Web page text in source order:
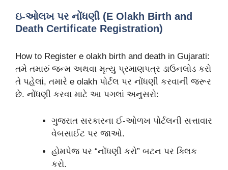
ઇ-ઓલખ પર નોંધણી (E Olakh Birth and
Death Certificate Registration)
How to Register e olakh birth and death in Gujarati:
તમે તમારું જન્મ અથવા મૃત્યુ પ્રમાણપત્ર ડાઉનલોડ કરો
તે પહેલાં, તમારે e olakh પોર્ટલ પર નોંધણી કરવાની જરૂર
છે. નોંધણી કરવા માટે આ પગલાં અનુસરો:
ગુજરાત સરકારના ઈ-ઓળખ પોર્ટલની સત્તાવાર
વેબસાઈટ પર જાઓ.
હોમપેજ પર “નોંધણી કરો” બટન પર ક્લિક
કરો.